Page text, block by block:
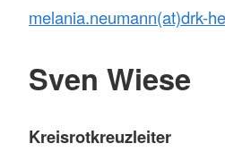
melania.neumann(at)drk-
Sven Wiese
Kreisrotkreuzleiter